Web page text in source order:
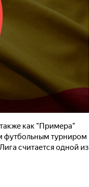
как "Примера"
футбольным турниром
считается одной из